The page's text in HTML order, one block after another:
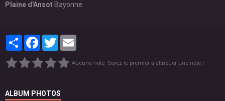
Plaine d'Ansot Bayonne
PartagerFacebook
Twitter
Aucune note. Soyez le premier à attribuer une note !
ALBUM PHOTOS